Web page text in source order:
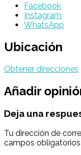
Facebook
Instagram
WhatsApp
Ubicación
Obtener direcciones
Añadir
Deja una
Tu dirección de
campos